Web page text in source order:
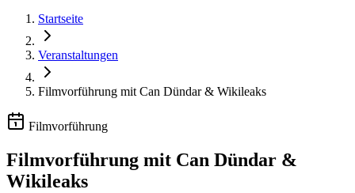
Startseite
Veranstaltungen
Filmvorführung mit Can Dündar & Wikileaks
Filmvorführung
Filmvorführung mit Can Dündar &
Wikileaks